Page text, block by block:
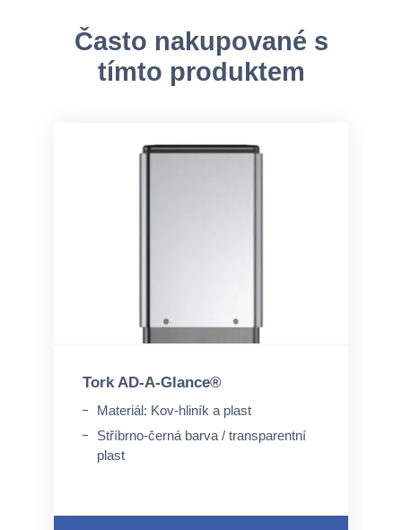
Často nakupované s
tímto produktem
Tork AD-A-Glance®
Materiál: Kov-hliník a plast
Stříbrno-černá barva / transparentní
plast